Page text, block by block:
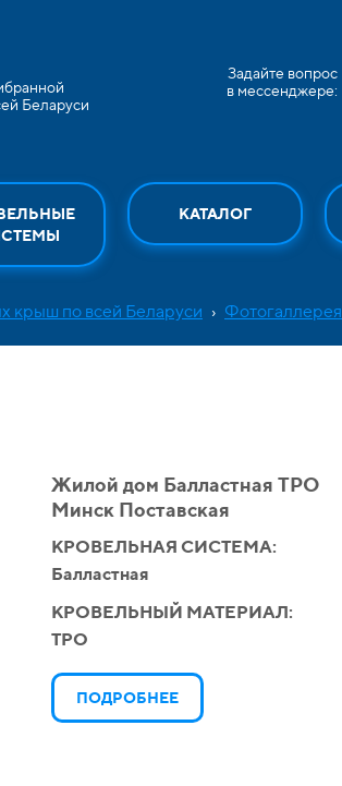
Беларуси
Задайте вопрос
в мессенджере:
КАТАЛОГ
крыш по всей Беларуси › Фотогаллерея
Жилой дом Балластная ТPO
Минск Поставская
КРОВЕЛЬНАЯ СИСТЕМА:
Балластная
КРОВЕЛЬНЫЙ МАТЕРИАЛ:
TPO
ПОДРОБНЕЕ